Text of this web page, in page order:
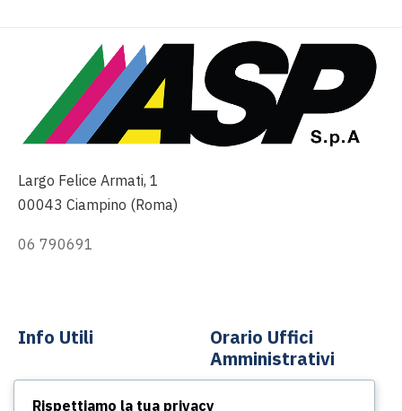
Largo Felice Armati, 1
00043 Ciampino (Roma)
06 790691
Info Utili
Orario Uffici
Amministrativi
Rispettiamo la tua privacy